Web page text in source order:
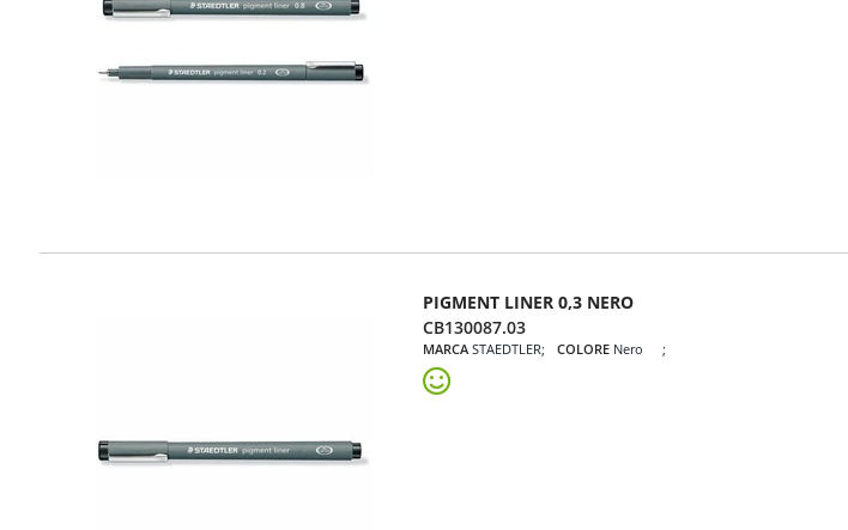
PIGMENT LINER 0,3 NERO
CB130087.03
MARCA STAEDTLER COLORE Nero